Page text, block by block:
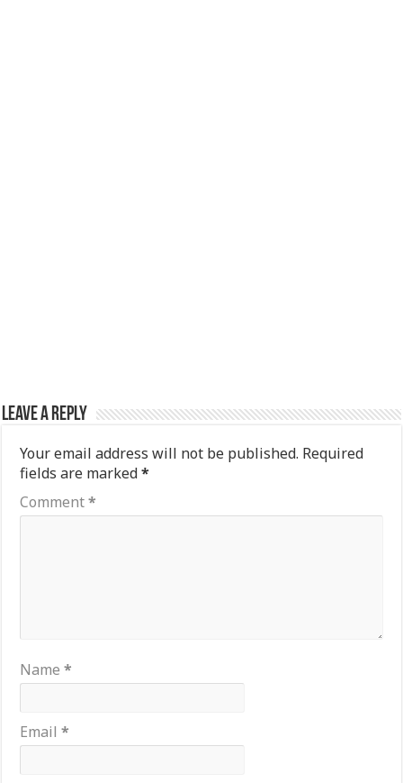
Leave a Reply
Your email address will not be published. Required
fields are marked*
Comment*
Name*
Email*